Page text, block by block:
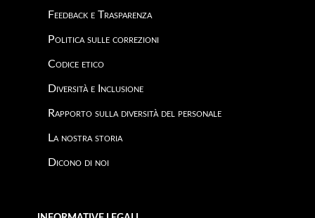
Feedback e Trasparenza
Politica sulle correzioni
Codice etico
Diversità e Inclusione
Rapporto sulla diversità del personale
La nostra storia
Dicono di noi